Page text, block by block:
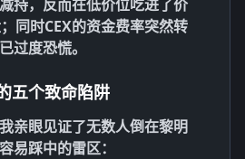
持，反而在低价位吃进了价
同时CEX的资金费率突然转
过度恐慌。
五个致命陷阱
亲眼见证了无数人倒在黎明
易踩中的雷区：